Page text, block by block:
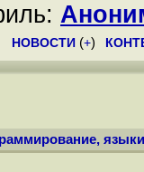
НОВОСТИ (+)